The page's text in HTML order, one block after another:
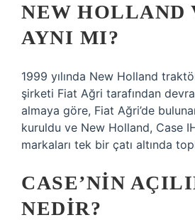
NEW HOLLAND
AYNI MI?
1999 yılında New Holland
şirketi Fiat Ağri tarafından
almaya göre, Fiat Ağri’de
kuruldu ve New Holland, Case
markaları tek bir çatı altında
CASE’NIN
NEDIR?